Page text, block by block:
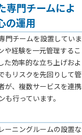
専門チームによ
の運用
門チームを設置していま
や経験を一元管理するこ
た効率的な立ち上げおよ
もリスクを先回りして管
が、複数サービスを連携
行っています。
ーニングルームの設置な